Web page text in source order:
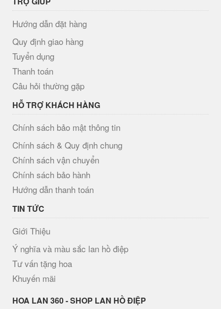
Hướng dẫn đặt hàng
Quy định giao hàng
Tuyển dụng
Thanh toán
Câu hỏi thường gặp
HỖ TRỢ KHÁCH HÀNG
Chính sách bảo mật thông tin
Chính sách & Quy định chung
Chính sách vận chuyển
Chính sách bảo hành
Hướng dẫn thanh toán
TIN TỨC
Giới Thiệu
Ý nghĩa và màu sắc lan hồ điệp
Tư vấn tặng hoa
Khuyến mãi
H​OA LAN 360 - SHOP LAN HỒ ĐIỆP